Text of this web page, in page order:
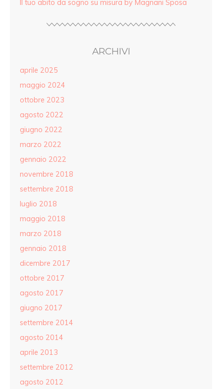
Il tuo abito da sogno su misura by Magnani Sposa
ARCHIVI
aprile 2025
maggio 2024
ottobre 2023
agosto 2022
giugno 2022
marzo 2022
gennaio 2022
novembre 2018
settembre 2018
luglio 2018
maggio 2018
marzo 2018
gennaio 2018
dicembre 2017
ottobre 2017
agosto 2017
giugno 2017
settembre 2014
agosto 2014
aprile 2013
settembre 2012
agosto 2012